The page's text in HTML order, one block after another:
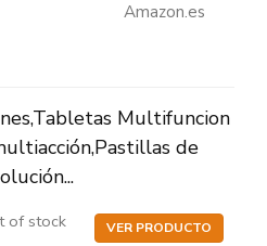
Amazon.es
Multifuncion
de
of stock VER PRODUCTO